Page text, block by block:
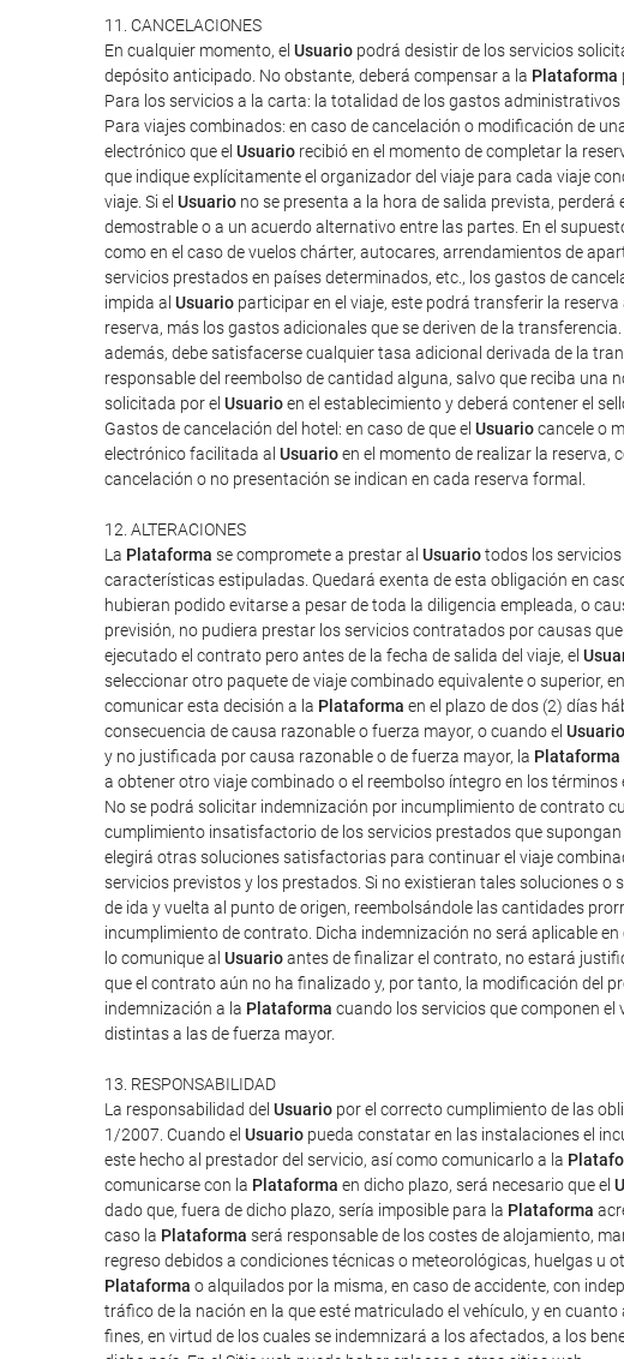
11. CANCELACIONES
En cualquier momento, el Usuario podrá desistir de los servicios
depósito anticipado. No obstante, deberá compensar a la Plataforma
Para los servicios a la carta: la totalidad de los gastos administrativos
Para viajes combinados: en caso de cancelación o modificación de
electrónico que el Usuario recibió en el momento de completar la
que indique explícitamente el organizador del viaje para cada viaje
viaje. Si el Usuario no se presenta a la hora de salida prevista,
demostrable o a un acuerdo alternativo entre las partes. En el
como en el caso de vuelos chárter, autocares, arrendamientos de
servicios prestados en países determinados, etc., los gastos de
impida al Usuario participar en el viaje, este podrá transferir la
reserva, más los gastos adicionales que se deriven de la
además, debe satisfacerse cualquier tasa adicional derivada de la
responsable del reembolso de cantidad alguna, salvo que reciba
solicitada por el Usuarioen el establecimiento y deberá contener el
Gastos de cancelación del hotel: en caso de que el Usuariocancele o
electrónico facilitada al Usuarioen el momento de realizar la reserva,
cancelación o no presentación se indican en cada reserva formal.
12. ALTERACIONES
La Plataforma se compromete a prestar al Usuariotodos los
características estipuladas. Quedará exenta de esta obligación en
hubieran podido evitarse a pesar de toda la diligencia empleada, o
previsión, no pudiera prestar los servicios contratados por causas
ejecutado el contrato pero antes de la fecha de salida del viaje, el
seleccionar otro paquete de viaje combinado equivalente o superior,
comunicar esta decisión a la Plataforma en el plazo de dos (2) días
consecuencia de causa razonable o fuerza mayor, o cuando el Usuario
y no justificada por causa razonable o de fuerza mayor, la Plataforma
a obtener otro viaje combinado o el reembolso íntegro en los
No se podrá solicitar indemnización por incumplimiento de contrato
cumplimiento insatisfactorio de los servicios prestados que
elegirá otras soluciones satisfactorias para continuar el viaje
servicios previstos y los prestados. Si no existieran tales soluciones o
de ida y vuelta al punto de origen, reembolsándole las cantidades
incumplimiento de contrato. Dicha indemnización no será aplicable
lo comunique al Usuarioantes de finalizar el contrato, no estará
que el contrato aún no ha finalizado y, por tanto, la modificación del
indemnización a la Plataforma cuando los servicios que componen
distintas a las de fuerza mayor.
13. RESPONSABILIDAD
La responsabilidad del Usuario por el correcto cumplimiento de las
1/2007. Cuando el Usuario pueda constatar en las instalaciones el
este hecho al prestador del servicio, así como comunicarlo a la
comunicarse con la Plataforma en dicho plazo, será necesario que el
dado que, fuera de dicho plazo, sería imposible para la Plataforma
caso la Plataforma será responsable de los costes de alojamiento,
regreso debidos a condiciones técnicas o meteorológicas, huelgas u
Plataforma o alquilados por la misma, en caso de accidente, con
tráfico de la nación en la que esté matriculado el vehículo, y en
fines, en virtud de los cuales se indemnizará a los afectados, a los